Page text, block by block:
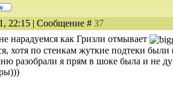
22:15 | Сообщение # 37
нарадуемся как Гризли отмывает
хотя по стенкам жуткие подтеки были
разобрали я прям в шоке была и не